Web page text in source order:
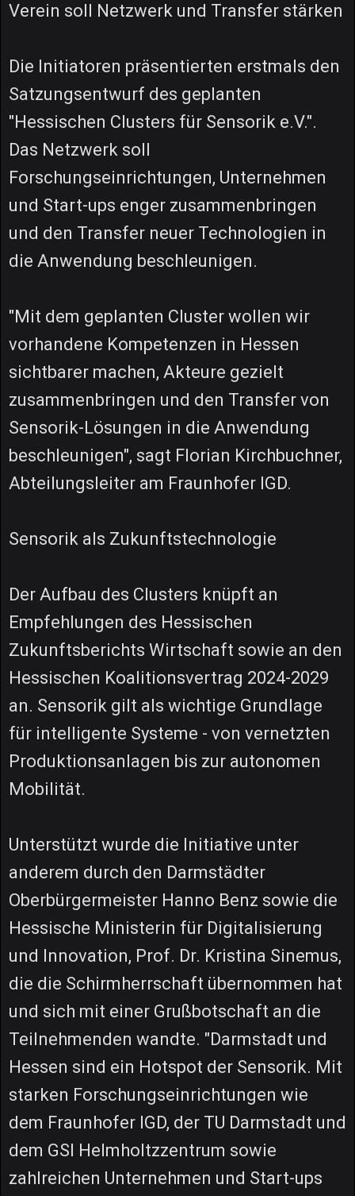
Verein soll Netzwerk und Transfer stärken
Die Initiatoren präsentierten erstmals den
Satzungsentwurf des geplanten
"Hessischen Clusters für Sensorik e.V.".
Das Netzwerk soll
Forschungseinrichtungen, Unternehmen
und Start-ups enger zusammenbringen
und den Transfer neuer Technologien in
die Anwendung beschleunigen.
"Mit dem geplanten Cluster wollen wir
vorhandene Kompetenzen in Hessen
sichtbarer machen, Akteure gezielt
zusammenbringen und den Transfer von
Sensorik-Lösungen in die Anwendung
beschleunigen", sagt Florian Kirchbuchner,
Abteilungsleiter am Fraunhofer IGD.
Sensorik als Zukunftstechnologie
Der Aufbau des Clusters knüpft an
Empfehlungen des Hessischen
Zukunftsberichts Wirtschaft sowie an den
Hessischen Koalitionsvertrag 2024-2029
an. Sensorik gilt als wichtige Grundlage
für intelligente Systeme - von vernetzten
Produktionsanlagen bis zur autonomen
Mobilität.
Unterstützt wurde die Initiative unter
anderem durch den Darmstädter
Oberbürgermeister Hanno Benz sowie die
Hessische Ministerin für Digitalisierung
und Innovation, Prof. Dr. Kristina Sinemus,
die die Schirmherrschaft übernommen hat
und sich mit einer Grußbotschaft an die
Teilnehmenden wandte. "Darmstadt und
Hessen sind ein Hotspot der Sensorik. Mit
starken Forschungseinrichtungen wie
dem Fraunhofer IGD, der TU Darmstadt und
dem GSI Helmholtzzentrum sowie
zahlreichen Unternehmen und Start-ups